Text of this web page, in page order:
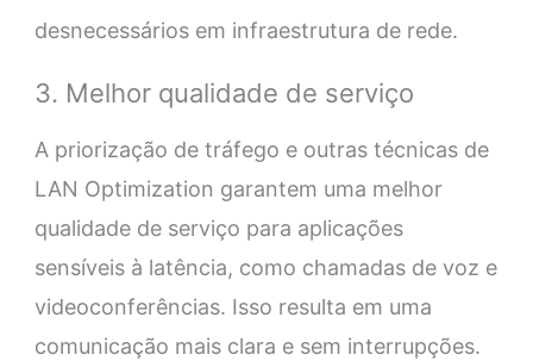
desnecessários em infraestrutura de rede.
3. Melhor qualidade de serviço
A priorização de tráfego e outras técnicas de
LAN Optimization garantem uma melhor
qualidade de serviço para aplicações
sensíveis à latência, como chamadas de voz e
videoconferências. Isso resulta em uma
comunicação mais clara e sem interrupções.